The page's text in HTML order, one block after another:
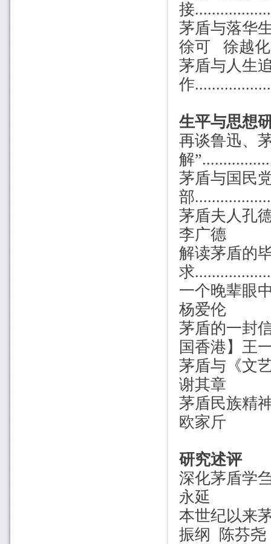
接
茅盾与落华
徐可 徐越化
茅盾与人生
作
生平与思想
再谈鲁迅、
解
茅盾与国民
部
茅盾夫人孔
李广德
解读茅盾的
求
一个晚辈眼
杨爱伦
茅盾的一封
国香港】王
茅盾与《文
谢其章
茅盾民族精
欧家斤
研究述评
深化茅盾学
永延
本世纪以来
振纲 陈芬尧